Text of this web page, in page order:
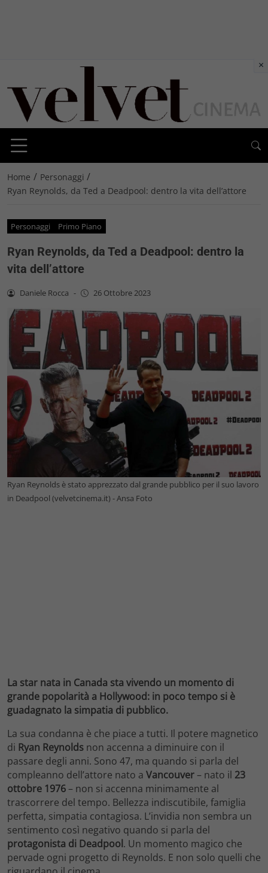
Home / Personaggi /
Ryan Reynolds, da Ted a Deadpool: dentro la vita dell’attore
Personaggi Primo Piano
Ryan Reynolds, da Ted a Deadpool: dentro la
vita dell’attore
Daniele Rocca - 26 Ottobre 2023
Ryan Reynolds è stato apprezzato dal grande pubblico per il suo lavoro
in Deadpool (velvetcinema.it) - Ansa Foto
La star nata in Canada sta vivendo un momento di
grande popolarità a Hollywood: in poco tempo si è
guadagnato la simpatia di pubblico.
La sua condanna è che piace a tutti. Il potere magnetico
di Ryan Reynolds non accenna a diminuire con il
passare degli anni. Sono 47, ma quando si parla del
compleanno dell’attore nato a Vancouver– nato il 23
ottobre 1976– non si accenna minimamente al
trascorrere del tempo. Bellezza indiscutibile, famiglia
perfetta, simpatia contagiosa. L’invidia non sembra un
sentimento così negativo quando si parla del
protagonista di Deadpool. Un momento magico che
pervade ogni progetto di Reynolds. E non solo quelli che
×